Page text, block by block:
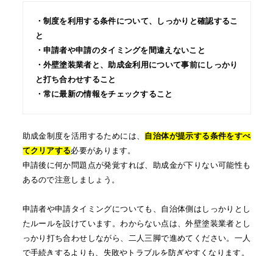
・制度を利用する条件について、しっかりと確認するこ
と
・申請者や申請のタイミングを間違えないこと
・外壁塗装業者と、助成金利用について事前にしっかり
と打ち合わせすること
・常に最新の情報をチェックすること
助成金制度を活用するためには、
自治体が提示する条件をすべ
てクリアする必要があります。
申請後に何か問題点が発覚すれば、助成金が下りない可能性も
あるので注意しましょう。
申請者や申請タイミングについても、自治体側はしっかりとし
たルールを設けています。わからない点は、外壁塗装業者とし
っかり打ち合わせしながら、二人三脚で進めてください。一人
で手続きするよりも、失敗やトラブルを防ぎやすくなります。